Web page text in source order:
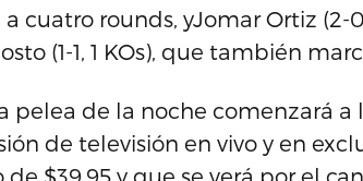
a cuatro rounds, yJomar Ortiz
(1-1, 1 KOs), que también
pelea de la noche comenzará a
de televisión en vivo y en
de $39.95 y que se verá por el